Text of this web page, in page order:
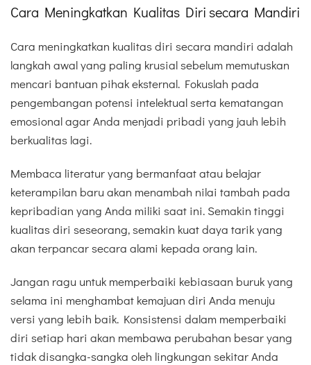
Cara Meningkatkan Kualitas Diri secara Mandiri
Cara meningkatkan kualitas diri secara mandiri adalah
langkah awal yang paling krusial sebelum memutuskan
mencari bantuan pihak eksternal. Fokuslah pada
pengembangan potensi intelektual serta kematangan
emosional agar Anda menjadi pribadi yang jauh lebih
berkualitas lagi.
Membaca literatur yang bermanfaat atau belajar
keterampilan baru akan menambah nilai tambah pada
kepribadian yang Anda miliki saat ini. Semakin tinggi
kualitas diri seseorang, semakin kuat daya tarik yang
akan terpancar secara alami kepada orang lain.
Jangan ragu untuk memperbaiki kebiasaan buruk yang
selama ini menghambat kemajuan diri Anda menuju
versi yang lebih baik. Konsistensi dalam memperbaiki
diri setiap hari akan membawa perubahan besar yang
tidak disangka-sangka oleh lingkungan sekitar Anda